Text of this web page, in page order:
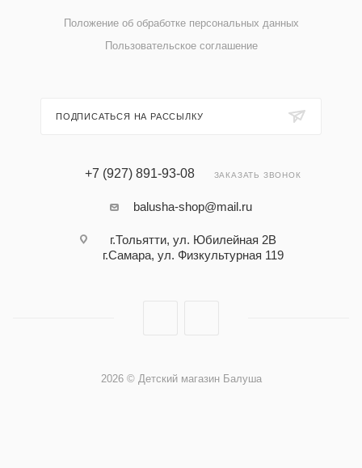
Положение об обработке персональных данных
Пользовательское соглашение
ПОДПИСАТЬСЯ НА РАССЫЛКУ
+7 (927) 891-93-08 ЗАКАЗАТЬ ЗВОНОК
balusha-shop@mail.ru
г.Тольятти, ул. Юбилейная 2В
г.Самара, ул. Физкультурная 119
2026 © Детский магазин Балуша